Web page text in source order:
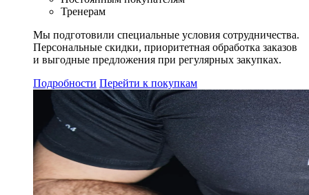
Тренерам
Мы подготовили специальные условия сотрудничества.
Персональные скидки, приоритетная обработка заказов
и выгодные предложения при регулярных закупках.
Подробности Перейти к покупкам